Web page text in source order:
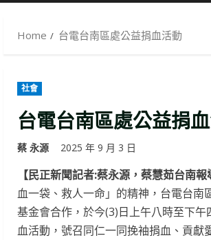
Home 台電台南區處公益捐血活動
社會
台電台南區處公益捐
蔡 永源 2025 年 9 月 3 日
【民正新聞記者:蔡永源，蔡慧茹台南報
血一袋、救人一命」的精神，台電台南
基金會合作，於今(3)日上午八時至下午
血活動，號召同仁一同挽袖捐血、貢獻